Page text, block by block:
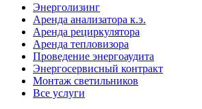
Энерголизинг
Аренда анализатора к.э.
Аренда рециркулятора
Аренда тепловизора
Проведение энергоаудита
Энергосервисный контракт
Монтаж светильников
Все услуги